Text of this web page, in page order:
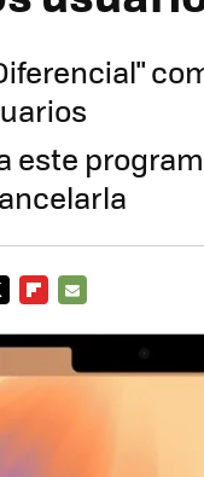
este
MAIL